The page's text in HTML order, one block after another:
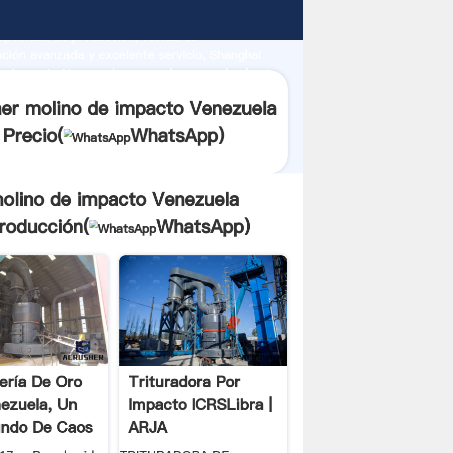
de producción, fuerza de
impacto Venezuela proveedor crea el valor y
molino de impacto Venezuela
Precio(
WhatsApp)
de impacto Venezuela
WhatsApp)
De Oro
Un
De Caos
Trituradora Por
Impacto ICRSLibra |
ARJA